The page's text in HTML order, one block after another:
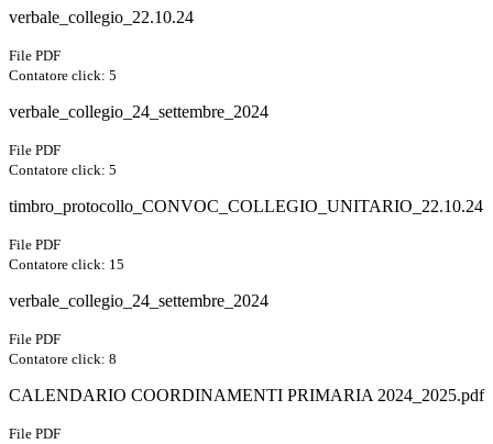
verbale_collegio_22.10.24
File PDF
Contatore click: 5
verbale_collegio_24_settembre_2024
File PDF
Contatore click: 5
timbro_protocollo_CONVOC_COLLEGIO_UNITARIO_22.10.24
File PDF
Contatore click: 15
verbale_collegio_24_settembre_2024
File PDF
Contatore click: 8
CALENDARIO COORDINAMENTI PRIMARIA 2024_2025.pdf
File PDF